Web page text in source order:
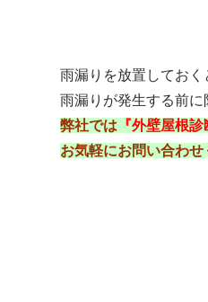
雨漏りを放置しておく
雨漏りが発生する前に
弊社では 『外壁屋根
お気軽にお問い合わせ